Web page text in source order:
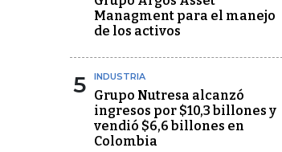
Managment para el manejo
de los activos
5 INDUSTRIA
Grupo Nutresa alcanzó
ingresos por $10,3 billones y
vendió $6,6 billones en
Colombia